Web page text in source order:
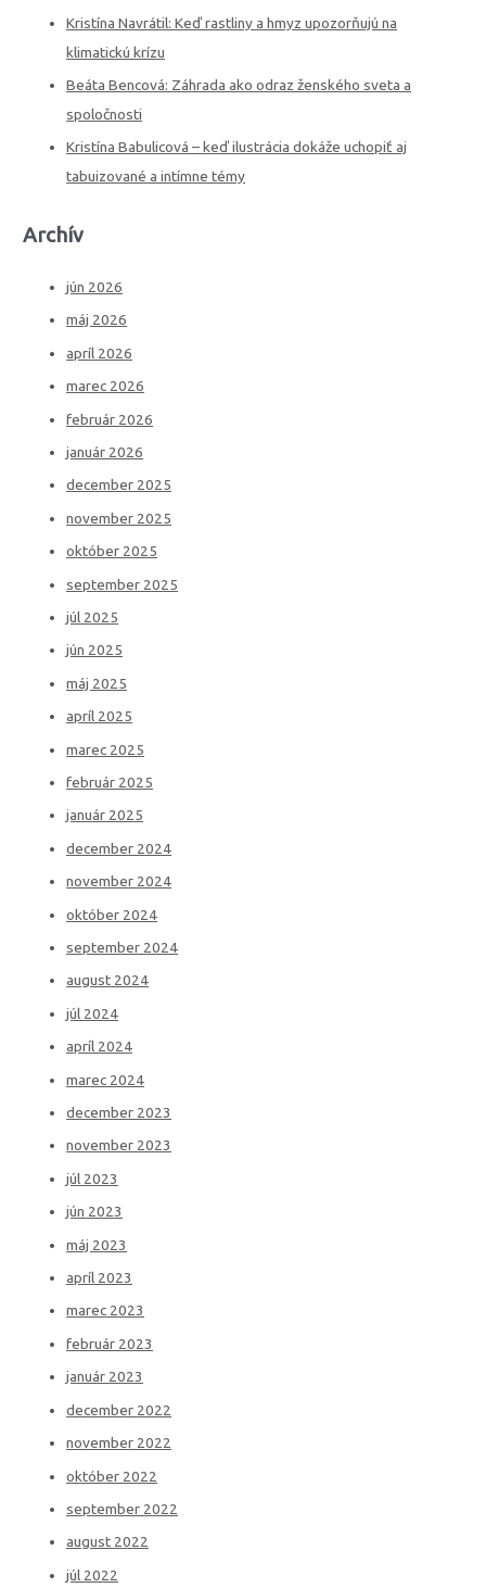
Kristína Navrátil: Keď rastliny a hmyz upozorňujú na
klimatickú krízu
Beáta Bencová: Záhrada ako odraz ženského sveta a
spoločnosti
Kristína Babulicová – keď ilustrácia dokáže uchopiť aj
tabuizované a intímne témy
Archív
jún 2026
máj 2026
apríl 2026
marec 2026
február 2026
január 2026
december 2025
november 2025
október 2025
september 2025
júl 2025
jún 2025
máj 2025
apríl 2025
marec 2025
február 2025
január 2025
december 2024
november 2024
október 2024
september 2024
august 2024
júl 2024
apríl 2024
marec 2024
december 2023
november 2023
júl 2023
jún 2023
máj 2023
apríl 2023
marec 2023
február 2023
január 2023
december 2022
november 2022
október 2022
september 2022
august 2022
júl 2022